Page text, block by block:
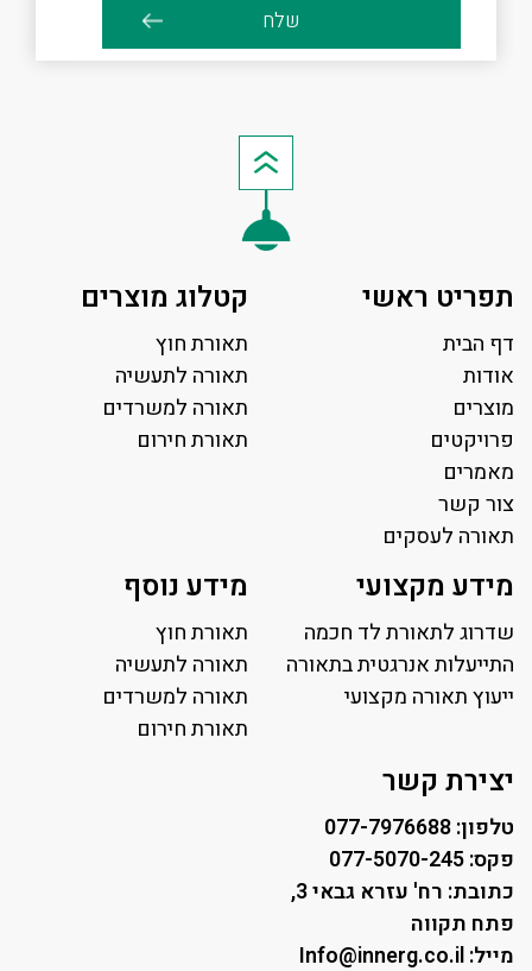
תפריט ראשי
דף הבית
אודות
מוצרים
פרויקטים
מאמרים
צור קשר
תאורה לעסקים
פאנל לד
פרופיל תאורה
תאורה לאולמות ספורט
תאורה למגרשי טניס
קטלוג מוצרים
תאורת חוץ
תאורה לתעשיה
תאורה למשרדים
תאורת חירום
מידע מקצועי
שדרוג לתאורת לד חכמה
התייעלות אנרגטית בתאורה
ייעוץ תאורה מקצועי
מידע נוסף
תאורת חוץ
תאורה לתעשיה
תאורה למשרדים
תאורת חירום
יצירת קשר
טלפון: 077-7976688
פקס: 077-5070-245
כתובת: רח' עזרא גבאי 3,
פתח תקווה
מייל: Info@innerg.co.il